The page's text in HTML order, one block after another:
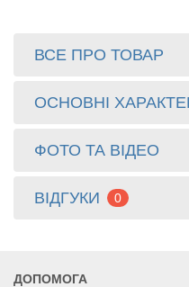
ВСЕ ПРО ТОВАР
ОСНОВНІ
ФОТО ТА ВІДЕО
ВІДГУКИ 0
ДОПОМОГА